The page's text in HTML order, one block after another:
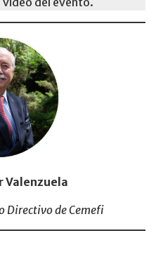
Valenzuela
Directivo de Cemefi